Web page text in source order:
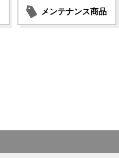
メンテナンス商品